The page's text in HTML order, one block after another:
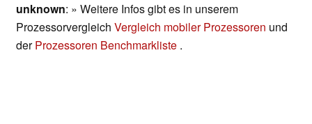
unknown: » Weitere Infos gibt es in unserem
Prozessorvergleich Vergleich mobiler Prozessoren und
derProzessoren Benchmarkliste .